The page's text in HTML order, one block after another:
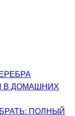
В ДОМАШНИХ
ПОЛНЫЙ